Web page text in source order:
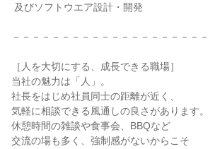
－－－－－－－－－－－－－－－－－－－－
［人を大切にする、成長できる職場］
当社の魅力は「人」。
社長をはじめ社員同士の距離が近く、
気軽に相談できる風通しの良さがあります。
休憩時間の雑談や食事会、BBQなど
交流の場も多く、強制感がないからこそ